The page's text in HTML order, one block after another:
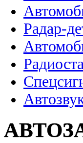
Радар-